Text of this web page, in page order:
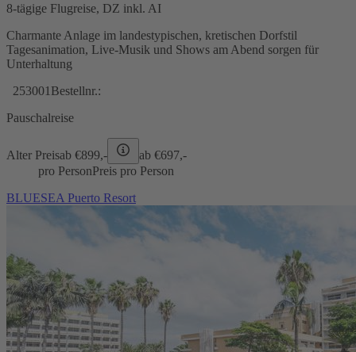
8-tägige Flugreise, DZ inkl. AI
Charmante Anlage im landestypischen, kretischen Dorfstil
Tagesanimation, Live-Musik und Shows am Abend sorgen für
Unterhaltung
253001 Bestellnr.:
Pauschalreise
Alter Preisab €899,- ab €697,-
pro PersonPreis pro Person
BLUESEA Puerto Resort